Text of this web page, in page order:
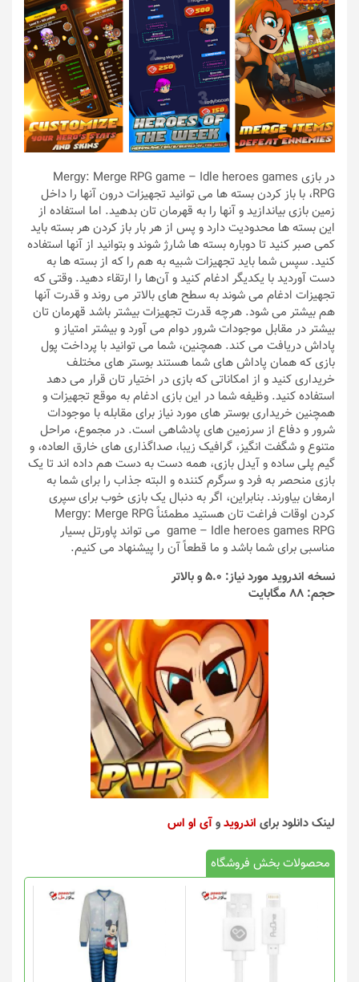
در بازی Mergy: Merge RPG game – Idle heroes games
RPG، با باز کردن بسته‌ ها می توانید تجهیزات درون آنها را داخل
زمین بازی بیاندازید و آنها را به قهرمان تان بدهید. اما استفاده از
این بسته ها محدودیت دارد و پس از هر بار باز کردن هر بسته باید
کمی صبر کنید تا دوباره بسته ها شارژ شوند و بتوانید از آنها استفاده
کنید. سپس شما باید تجهیزات شبیه به هم را که از بسته ها به
دست آوردید با یکدیگر ادغام کنید و آن‌ها را ارتقاء دهید. وقتی که
تجهیزات ادغام می‌ شوند به سطح‌ های بالاتر می‌ روند و قدرت آنها
هم بیشتر می‌ شود. هرچه قدرت تجهیزات بیشتر باشد قهرمان تان
بیشتر در مقابل موجودات شرور دوام می آورد و بیشتر امتیاز و
پاداش دریافت می‌ کند. همچنین، شما می توانید با پرداخت پول
بازی که همان پاداش های شما هستند بوستر های مختلف
خریداری کنید و از امکاناتی که بازی در اختیار تان قرار می دهد
استفاده کنید. وظیفه شما در این بازی ادغام به موقع تجهیزات و
همچنین خریداری بوستر های مورد نیاز برای مقابله با موجودات
شرور و دفاع از سرزمین های پادشاهی است. در مجموع، مراحل
متنوع و شگفت انگیز، گرافیک زیبا، صداگذاری های خارق العاده، و
گیم‌ پلی ساده و آیدل بازی، همه دست به دست هم داده‌ اند تا یک
بازی منحصر به فرد و سرگرم کننده و البته جذاب را برای شما به
ارمغان بیاورند. بنابراین، اگر به دنبال یک بازی خوب برای سپری
کردن اوقات فراغت تان هستید مطمئناً Mergy: Merge RPG
game – Idle heroes games RPG می تواند پاورتل بسیار
مناسبی برای شما باشد و ما قطعاً آن را پیشنهاد می کنیم.
نسخه اندروید مورد نیاز: 5.0 و بالاتر
حجم: 88 مگابایت
لینک دانلود برای اندرویدوآی او اس
محصولات بخش فروشگاه